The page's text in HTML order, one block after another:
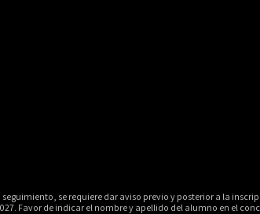
seguimiento, se requiere dar aviso previo y posterior a la
Favor de indicar el nombre y apellido del alumno en el